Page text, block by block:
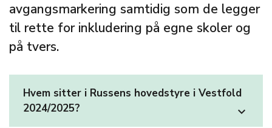
avgangsmarkering samtidig som de legger
til rette for inkludering på egne skoler og
på tvers.
Hvem sitter i Russens hovedstyre i Vestfold
2024/2025?
expand_more